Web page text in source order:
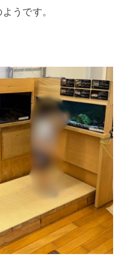
うです。